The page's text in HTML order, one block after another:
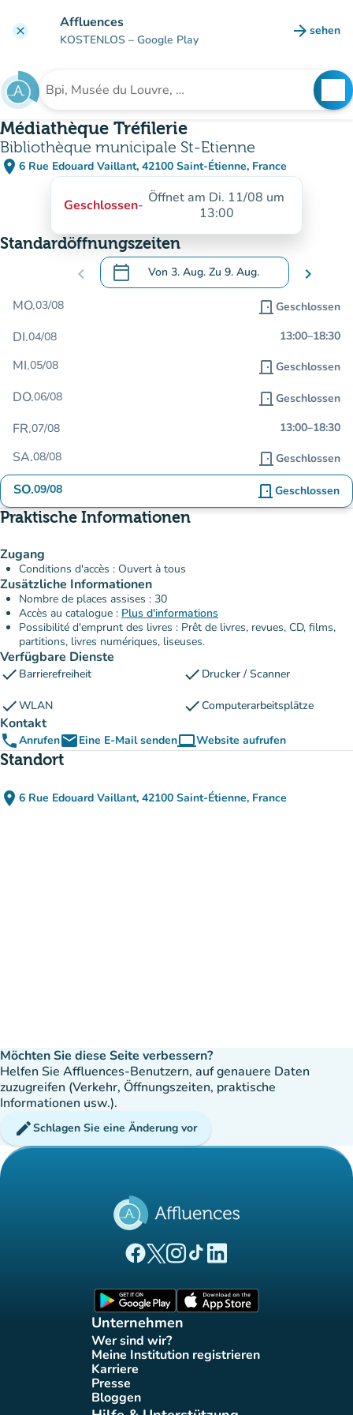
clear Affluences
KOSTENLOS – Google Play arrow_forward sehen
(new
Suche nach einer Einrichtung
Médiathèque Tréfilerie
Bibliothèque municipale St-Etienne
place 6 Rue Edouard Vaillant, 42100 Saint-Étienne, France
(in Google Maps öffnen)
(new tab)
Geschlossen- Öffnet am Di. 11/08 um
13:00
Standardöffnungszeiten
chevron_left calendar_today Von 3. Aug. Zu 9. Aug.
.Öffnen Sie den Kalender, um Daten zu
chevron_right
MO.03/08 door_front Geschlossen
DI.04/08 13:00–18:30
MI.05/08 door_front Geschlossen
DO.06/08 door_front Geschlossen
FR.07/08 13:00–18:30
SA.08/08 door_front Geschlossen
SO.09/08 door_front Geschlossen
Praktische Informationen
Zugang
Conditions d'accès : Ouvert à tous
Zusätzliche Informationen
Nombre de places assises : 30
Accès au catalogue : Plus d'informations
Possibilité d'emprunt des livres : Prêt de livres, revues, CD, films,
partitions, livres numériques, liseuses.
Verfügbare Dienste
check Barrierefreiheit check Drucker / Scanner
checkWLAN checkComputerarbeitsplätze
Kontakt
phoneAnrufenemailEine E-Mail sendencomputerWebsite aufrufen
(new tab)
Standort
place 6 Rue Edouard Vaillant, 42100 Saint-Étienne, France
(in Google Maps öffnen)
(new tab)
Möchten Sie diese Seite verbessern?
Helfen Sie Affluences-Benutzern, auf genauere Daten
zuzugreifen (Verkehr, Öffnungszeiten, praktische
Informationen usw.).
editSchlagen Sie eine Änderung vor
(new tab)
(new tab)
(new tab)(new tab)
(new tab)
Unternehmen
Wer sind wir?
(new tab)
Meine Institution registrieren
(new tab)
Karriere(new tab)
Presse(new tab)
Bloggen
(new tab)